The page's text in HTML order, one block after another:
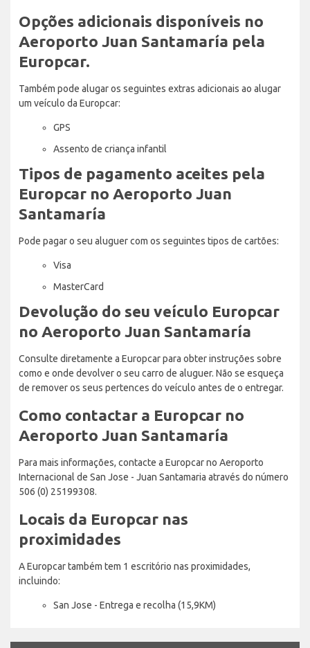
Opções adicionais disponíveis no
Aeroporto Juan Santamaría pela
Europcar.
Também pode alugar os seguintes extras adicionais ao alugar
um veículo da Europcar:
GPS
Assento de criança infantil
Tipos de pagamento aceites pela
Europcar no Aeroporto Juan
Santamaría
Pode pagar o seu aluguer com os seguintes tipos de cartões:
Visa
MasterCard
Devolução do seu veículo Europcar
no Aeroporto Juan Santamaría
Consulte diretamente a Europcar para obter instruções sobre
como e onde devolver o seu carro de aluguer. Não se esqueça
de remover os seus pertences do veículo antes de o entregar.
Como contactar a Europcar no
Aeroporto Juan Santamaría
Para mais informações, contacte a Europcar no Aeroporto
Internacional de San Jose - Juan Santamaria através do número
506 (0) 25199308.
Locais da Europcar nas
proximidades
A Europcar também tem 1 escritório nas proximidades,
incluindo:
San Jose - Entrega e recolha (15,9KM)